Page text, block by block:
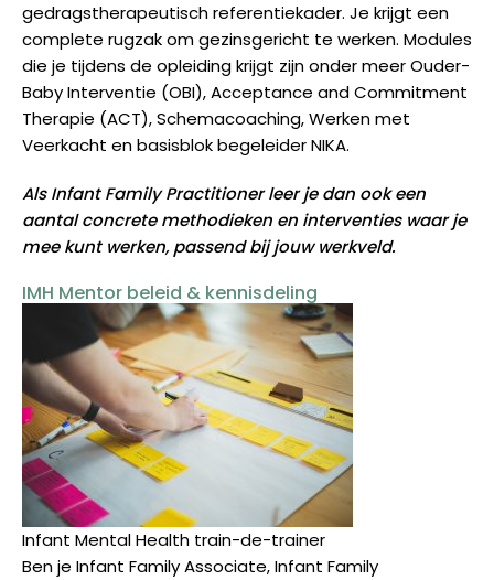
gedragstherapeutisch referentiekader. Je krijgt een
complete rugzak om gezinsgericht te werken. Modules
die je tijdens de opleiding krijgt zijn onder meer Ouder-
Baby Interventie (OBI), Acceptance and Commitment
Therapie (ACT), Schemacoaching, Werken met
Veerkacht en basisblok begeleider NIKA.
Als Infant Family Practitioner leer je dan ook een
aantal concrete methodieken en interventies waar je
mee kunt werken, passend bij jouw werkveld.
IMH Mentor beleid & kennisdeling
Infant Mental Health train-de-trainer
Ben je Infant Family Associate, Infant Family